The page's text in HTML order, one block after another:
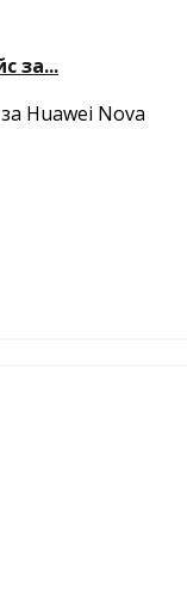
за...
Huawei Nova